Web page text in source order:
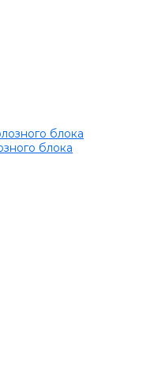
блока